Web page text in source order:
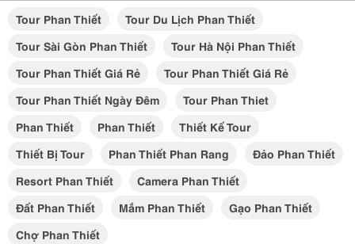
Tour Phan Thiết
Tour Du Lịch Phan Thiết
Tour Sài Gòn Phan Thiết
Tour Hà Nội Phan Thiết
Tour Phan Thiết Giá Rẻ
Tour Phan Thiết Giá Rẻ
Tour Phan Thiết Ngày Đêm
Tour Phan Thiet
Phan Thiết
Phan Thiết
Thiết Kế Tour
Thiết Bị Tour
Phan Thiết Phan Rang
Đảo Phan Thiết
Resort Phan Thiết
Camera Phan Thiết
Đất Phan Thiết
Mắm Phan Thiết
Gạo Phan Thiết
Chợ Phan Thiết